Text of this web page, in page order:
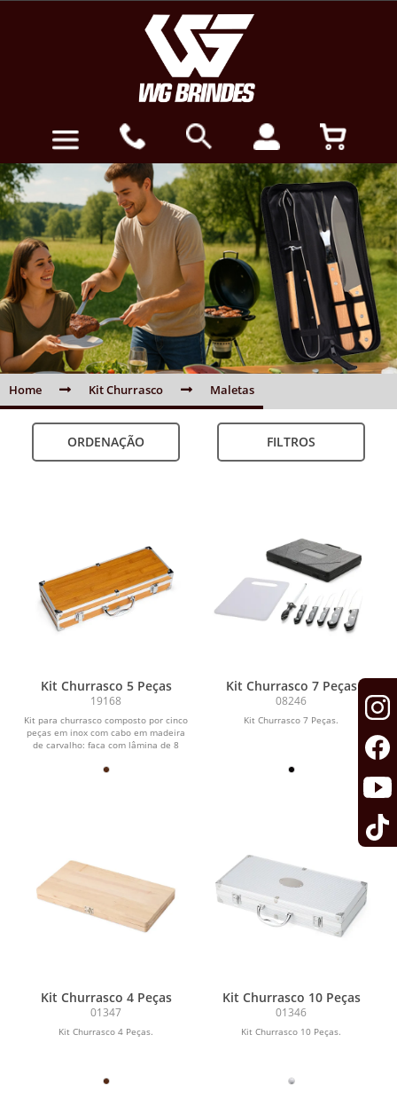
Home Kit Churrasco Maletas
ORDENAÇÃO FILTROS
Kit Churrasco 5 Peças
19168
Kit para churrasco composto por cinco
peças em inox com cabo em madeira
de carvalho: faca com lâmina de 8
Kit Churrasco 7 Peças
08246
Kit Churrasco 7 Peças.
Kit Churrasco 4 Peças
01347
Kit Churrasco 4 Peças.
Kit Churrasco 10 Peças
01346
Kit Churrasco 10 Peças.